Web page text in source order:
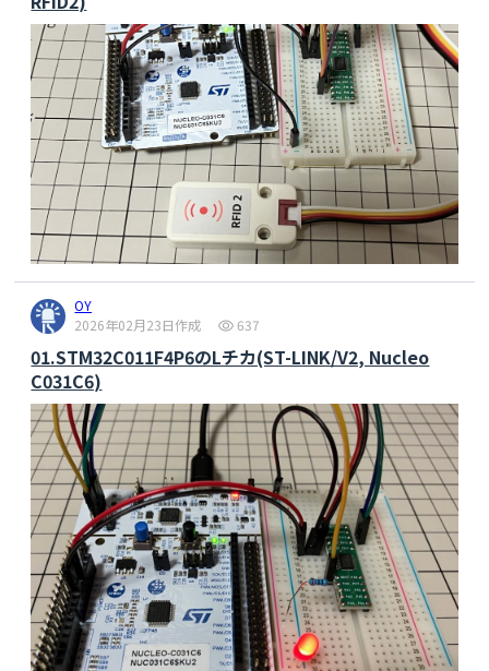
OY
2026年02月23日作成
637
01.STM32C011F4P6のLチカ(ST-LINK/V2, Nucleo
C031C6)